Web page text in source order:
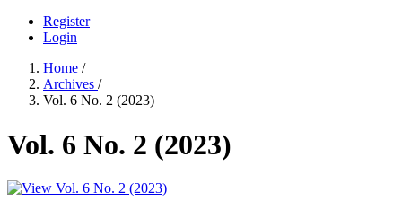
Register
Login
Home /
Archives /
Vol. 6 No. 2 (2023)
Vol. 6 No. 2 (2023)